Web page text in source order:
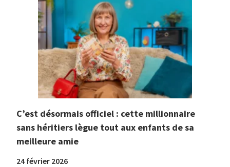
C’est désormais officiel : cette millionnaire
sans héritiers lègue tout aux enfants de sa
meilleure amie
24 février 2026